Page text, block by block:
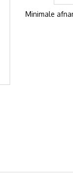
Minimale